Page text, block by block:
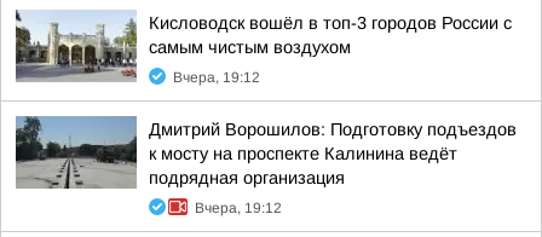
Кисловодск вошёл в топ-3 городов России с
самым чистым воздухом
Вчера, 19:12
Дмитрий Ворошилов: Подготовку подъездов
к мосту на проспекте Калинина ведёт
подрядная организация
Вчера, 19:12